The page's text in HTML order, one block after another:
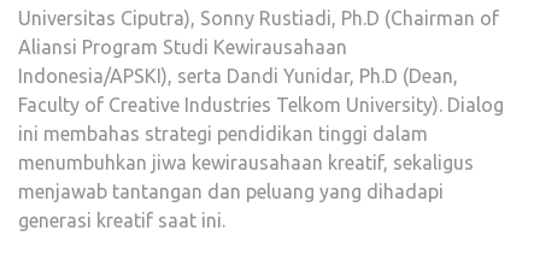
Universitas Ciputra), Sonny Rustiadi, Ph.D (Chairman of
Aliansi Program Studi Kewirausahaan
Indonesia/APSKI), serta Dandi Yunidar, Ph.D (Dean,
Faculty of Creative Industries Telkom University). Dialog
ini membahas strategi pendidikan tinggi dalam
menumbuhkan jiwa kewirausahaan kreatif, sekaligus
menjawab tantangan dan peluang yang dihadapi
generasi kreatif saat ini.